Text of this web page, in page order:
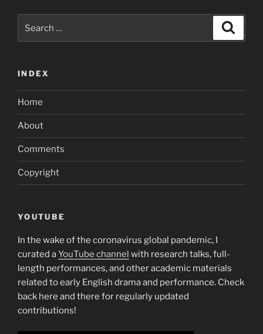
for:
INDEX
Home
About
Comments
Copyright
YOUTUBE
In the wake of the coronavirus global pandemic, I
curated aYouTube channel with research talks, full-
length performances, and other academic materials
related to early English drama and performance. Check
back here and there for regularly updated
contributions!